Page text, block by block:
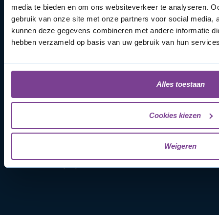
media te bieden en om ons websiteverkeer te analyseren.
gebruik van onze site met onze partners voor social media,
kunnen deze gegevens combineren met andere informatie
hebben verzameld op basis van uw gebruik van hun
Alles toestaan
Cookies kiezen
Weigeren
Openingstijden
Maandag - Vrijdag
8:00 - 16:30
Zon- en feestdagen
Gesloten
Nazorg
Subsidie
Cookiebeleid (EU)